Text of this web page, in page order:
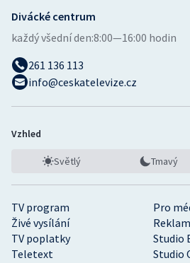
TV program
Pro
Živé vysílání
TV poplatky
Studio
Teletext
Studio
Divácké centrum
každý všední den:8:00—16:00 hodin
261 136 113
info@ceskatelevize.cz
Vzhled
Světlý Tmavý